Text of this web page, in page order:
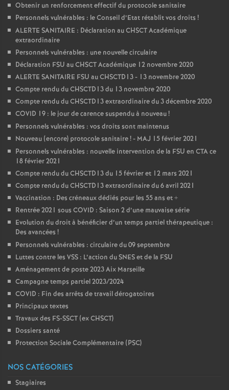
Obtenir un renforcement effectif du protocole sanitaire
Personnels vulnérables : le Conseil d’Etat rétablit vos droits !
ALERTE SANITAIRE : Déclaration au CHSCT Académique
extraordinaire
Personnels vulnérables : une nouvelle circulaire
Déclaration FSU au CHSCT Académique 12 novembre 2020
ALERTE SANITAIRE FSU au CHSCTD13 - 13 novembre 2020
Compte rendu du CHSCTD13 du 13 novembre 2020
Compte rendu du CHSCTD13 extraordinaire du 3 décembre 2020
COVID 19 : le jour de carence suspendu à nouveau!
Personnels vulnérables : vos droits sont maintenus
Nouveau (encore) protocole sanitaire! - MAJ 15 février 2021
Personnels vulnérables : nouvelle intervention de la FSU en CTA ce
18 février 2021
Compte rendu du CHSCTD13 du 15 février et 12 mars 2021
Compte rendu du CHSCTD13 extraordinaire du 6 avril 2021
Vaccination : Des créneaux dédiés pour les 55 ans et +
Rentrée 2021 sous COVID : Saison 2 d’une mauvaise série
Evolution du droit à bénéficier d’un temps partiel thérapeutique :
Des avancées !
Personnels vulnérables : circulaire du 09 septembre
Luttes contre les VSS : L’action du SNES et de la FSU
Aménagement de poste 2023 Aix Marseille
Campagne temps partiel 2023/2024
COVID : Fin des arrêts de travail dérogatoires
Principaux textes
Travaux des FS-SSCT (ex CHSCT)
Dossiers santé
Protection Sociale Complémentaire (PSC)
NOS CATÉGORIES
Stagiaires